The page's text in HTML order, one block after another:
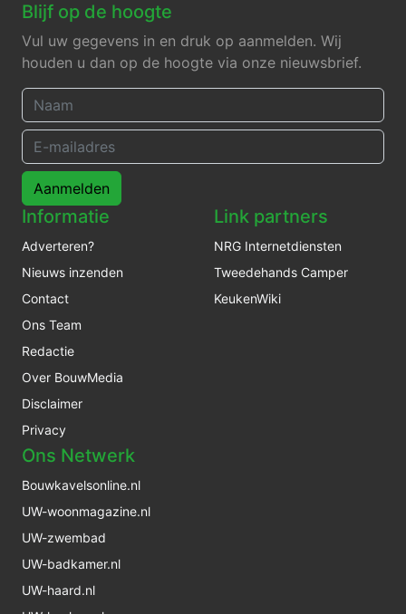
Blijf op de hoogte
Vul uw gegevens in en druk op aanmelden. Wij
houden u dan op de hoogte via onze nieuwsbrief.
Aanmelden
Informatie
Adverteren?
Nieuws inzenden
Contact
Ons Team
Redactie
Over BouwMedia
Disclaimer
Privacy
Link partners
NRG Internetdiensten
Tweedehands Camper
KeukenWiki
Ons Netwerk
Bouwkavelsonline.nl
UW-woonmagazine.nl
UW-zwembad
UW-badkamer.nl
UW-haard.nl